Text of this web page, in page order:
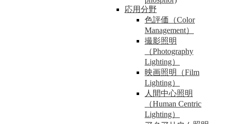
応用分野
色評価（Color
Management）
撮影照明
（Photography
Lighting）
映画照明（Film
Lighting）
人間中心照明
（Human Centric
Lighting）